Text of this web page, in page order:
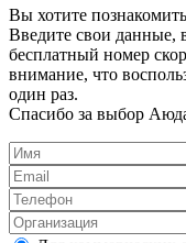
Вы хотите
Введите свои данные,
бесплатный номер
внимание, что
один раз.
Спасибо за выбор